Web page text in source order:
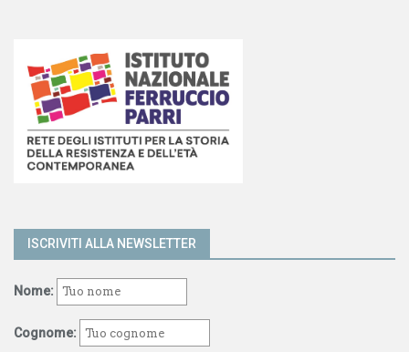
ISCRIVITI ALLA NEWSLETTER
Nome:
Cognome: